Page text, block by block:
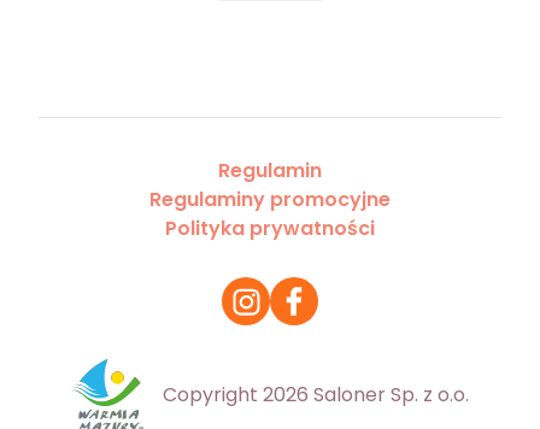
Regulamin
Regulaminy promocyjne
Polityka prywatności
Copyright 2026 Saloner Sp. z o.o.